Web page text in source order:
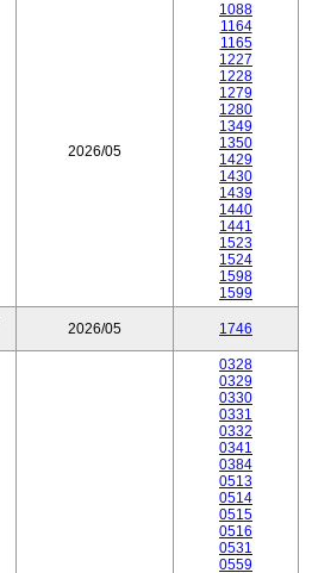
2026/05
1088
1164
1165
1227
1228
1279
1280
1349
1350
1429
1430
1439
1440
1441
1523
1524
1598
1599
2026/05 1746
0328
0329
0330
0331
0332
0341
0384
0513
0514
0515
0516
0531
0559